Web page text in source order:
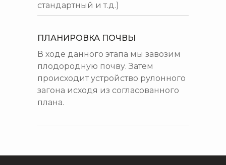
стандартный и т.д.)
ПЛАНИРОВКА ПОЧВЫ
В ходе данного этапа мы завозим
плодородную почву. Затем
происходит устройство рулонного
загона исходя из согласованного
плана.